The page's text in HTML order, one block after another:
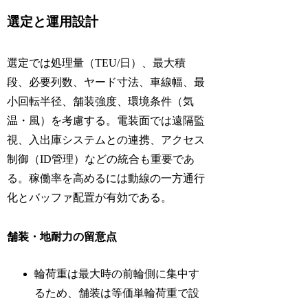
選定と運用設計
選定では処理量（TEU/日）、最大積
段、必要列数、ヤード寸法、車線幅、最
小回転半径、舗装強度、環境条件（気
温・風）を考慮する。電装面では遠隔監
視、入出庫システムとの連携、アクセス
制御（ID管理）などの統合も重要であ
る。稼働率を高めるには動線の一方通行
化とバッファ配置が有効である。
舗装・地耐力の留意点
輪荷重は最大時の前輪側に集中す
るため、舗装は等価単輪荷重で設